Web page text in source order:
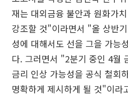
재는 대외금융 불안과 원화가
강조할 것"이라면서 "올 상반
성에 대해서도 선을 그을 가능
다. 그러면서 "2분기 중인 4월
금리 인상 가능성을 공식 철회
명확하게 제시하게 될 것"이라